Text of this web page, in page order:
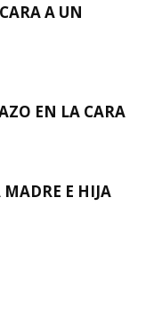
A UN
EN LA CARA
E HIJA